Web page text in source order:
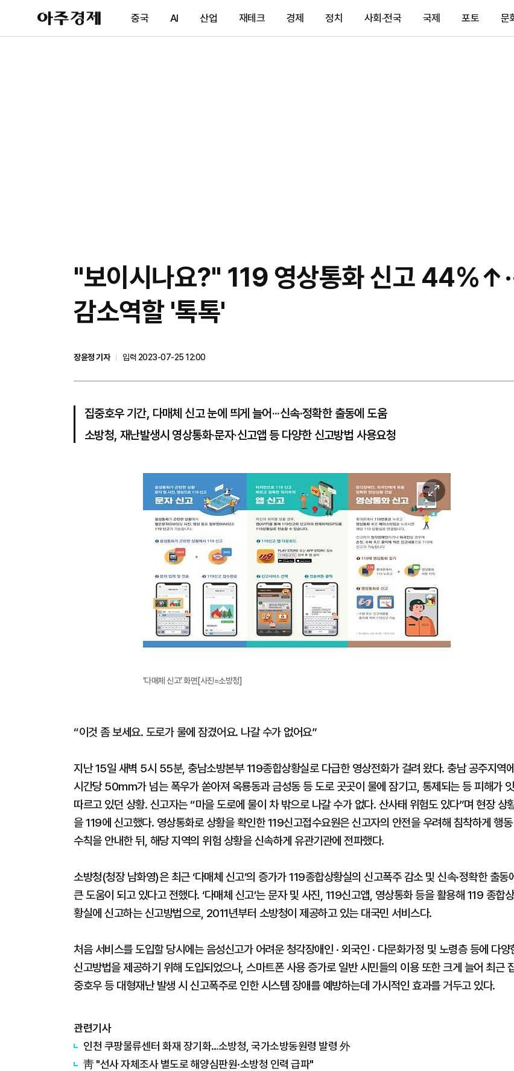
아
주
제
중국 AI 산업 재테크 경제 정치 사회·전국 국제 포토 문
"보이시나요?" 119 영상통화 신고
감소역할 '톡톡'
장윤정 기자
입력 2023-07-25 12:00
집중호우 기간, 다매체 신고 눈에 띄게 늘어···신속·정확한 출동에 도움
소방청, 재난발생시 영상통화·문자·신고앱 등 다양한 신고방법 사용요청
이
미
지
확
‘다매체 신고’ 화면[사진=소방청]
“이것 좀 보세요. 도로가 물에 잠겼어요. 나갈 수가 없어요”
지난 15일 새벽 5시 55분, 충남소방본부 119종합상황실로 다급한 영상전화가 걸려 왔다. 충남 공주지역에
시간당 50mm가 넘는 폭우가 쏟아져 옥룡동과 금성동 등 도로 곳곳이 물에 잠기고, 통제되는 등 피해가 잇
따르고 있던 상황. 신고자는 “마을 도로에 물이 차 밖으로 나갈 수가 없다. 산사태 위험도 있다”며 현장 상
을 119에 신고했다. 영상통화로 상황을 확인한 119신고접수요원은 신고자의 안전을 우려해 침착하게 행동
수칙을 안내한 뒤, 해당 지역의 위험 상황을 신속하게 유관기관에 전파했다.
소방청(청장 남화영)은 최근 ‘다매체 신고’의 증가가 119종합상황실의 신고폭주 감소 및 신속·정확한 출동
큰 도움이 되고 있다고 전했다. ‘다매체 신고’는 문자 및 사진, 119신고앱, 영상통화 등을 활용해 119 종합상
황실에 신고하는 신고방법으로, 2011년부터 소방청이 제공하고 있는 대국민 서비스다.
처음 서비스를 도입할 당시에는 음성신고가 어려운 청각장애인 · 외국인 · 다문화가정 및 노령층 등에 다양
신고방법을 제공하기 위해 도입되었으나, 스마트폰 사용 증가로 일반 시민들의 이용 또한 크게 늘어 최근
중호우 등 대형재난 발생 시 신고폭주로 인한 시스템 장애를 예방하는데 가시적인 효과를 거두고 있다.
관련기사
인천 쿠팡물류센터 화재 장기화…소방청, 국가소방동원령 발령 外
靑 "선사 자체조사 별도로 해양심판원·소방청 인력 급파"